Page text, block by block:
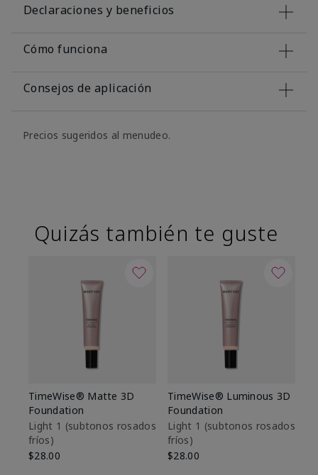
Declaraciones y beneficios
Cómo funciona
Consejos de aplicación
Precios sugeridos al menudeo.
Quizás también te guste
TimeWise® Matte 3D
Foundation
Light 1​ (subtonos rosados
fríos)
$28.00
TimeWise® Luminous 3D
Foundation
Light 1​ (subtonos rosados
fríos)
$28.00